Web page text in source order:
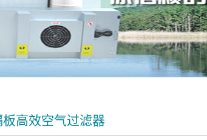
板高效空气过滤器